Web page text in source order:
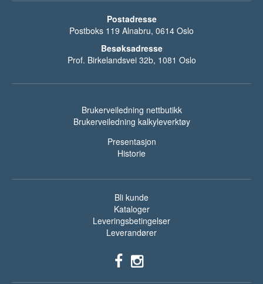
Postadresse
Postboks 119 Alnabru, 0614 Oslo
Besøksadresse
Prof. Birkelandsvei 32b, 1081 Oslo
Brukerveiledning nettbutikk
Brukerveiledning kalkyleverktøy
Presentasjon
Historie
Bli kunde
Kataloger
Leveringsbetingelser
Leverandører